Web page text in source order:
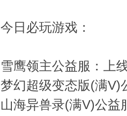
今日必玩游戏：
雪鹰领主公益服：上
梦幻超级变态版(满V)
山海异兽录(满V)公益